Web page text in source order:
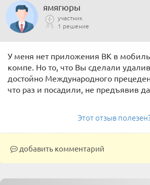
ямягюры
участник
1 решение
У меня нет приложения ВК в
компе. Но то, что Вы сделали удалив
достойно Международного
что раз и посадили, не предъявив
Этот отзыв
добавить комментарий